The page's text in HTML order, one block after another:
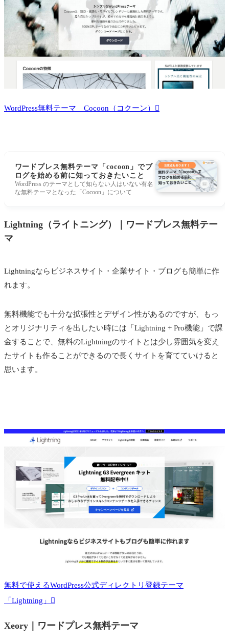
WordPress無料テーマ Cocoon（コクーン）
ワードプレス無料テーマ「cocoon」でブ
ログを始める前に知っておきたいこと
WordPress のテーマとして知らない人はいない有名
な無料テーマとなった「Cocoon」について
Lightning（ライトニング）｜ワードプレス無料テー
マ
Lightningならビジネスサイト・企業サイト・ブログも簡単に作
れます。
無料機能でも十分な拡張性とデザイン性があるのですが、もっ
とオリジナリティを出したい時には「Lightning + Pro機能」で課
金することで、無料のLightningのサイトとは少し雰囲気を変え
たサイトも作ることができるので長くサイトを育てていけると
思います。
無料で使えるWordPress公式ディレクトリ登録テーマ
「Lightning」
Xeory｜ワードプレス無料テーマ